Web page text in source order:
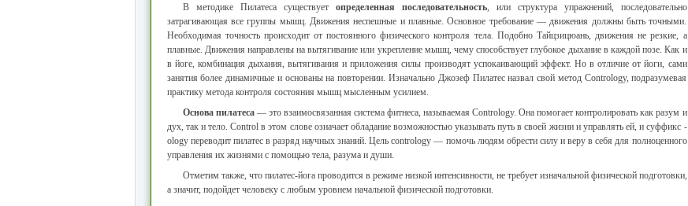
В методике Пилатеса существует определенная последовательность, или структура упражнений, последовательно
затрагивающая все группы мышц. Движения неспешные и плавные. Основное требование — движения должны быть точными.
Необходимая точность происходит от постоянного физического контроля тела. Подобно Тайцзицюань, движения не резкие, а
плавные. Движения направлены на вытягивание или укрепление мышц, чему способствует глубокое дыхание в каждой позе. Как и
в йоге, комбинация дыхания, вытягивания и приложения силы производят успокаивающий эффект. Но в отличие от йоги, сами
занятия более динамичные и основаны на повторении. Изначально Джозеф Пилатес назвал свой метод Contrology, подразумевая
практику метода контроля состояния мышц мысленным усилием.
Основа пилатеса— это взаимосвязанная система фитнеса, называемая Contrology. Она помогает контролировать как разум и
дух, так и тело. Control в этом слове означает обладание возможностью указывать путь в своей жизни и управлять ей, и суффикс -
ology переводит пилатес в разряд научных знаний. Цель contrology — помочь людям обрести силу и веру в себя для полноценного
управления их жизнями с помощью тела, разума и души.
Отметим также, что пилатес-йога проводится в режиме низкой интенсивности, не требует изначальной физической подготовки,
а значит, подойдет человеку с любым уровнем начальной физической подготовки.